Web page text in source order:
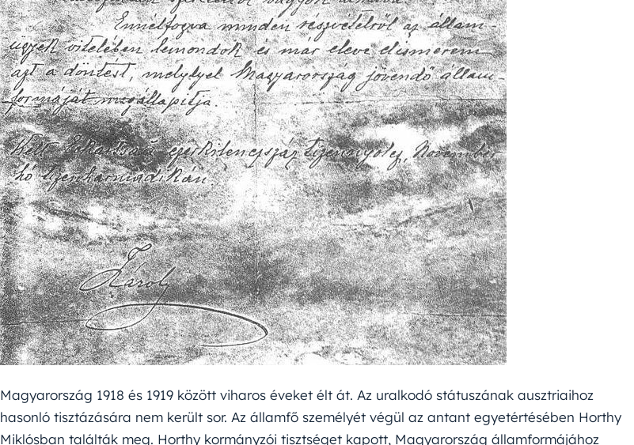
Magyarország 1918 és 1919 között viharos éveket élt át. Az uralkodó státuszának ausztriaihoz
hasonló tisztázására nem került sor. Az államfő személyét végül az antant egyetértésében Horthy
Miklósban találták meg. Horthy kormányzói tisztséget kapott, Magyarország államformájához